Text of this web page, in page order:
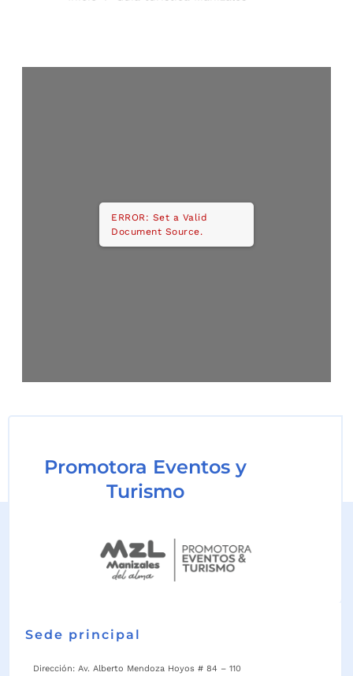
ERROR: Set a Valid
Document Source.
Promotora Eventos y
Turismo
Sede principal
Dirección: Av. Alberto Mendoza Hoyos # 84 – 110